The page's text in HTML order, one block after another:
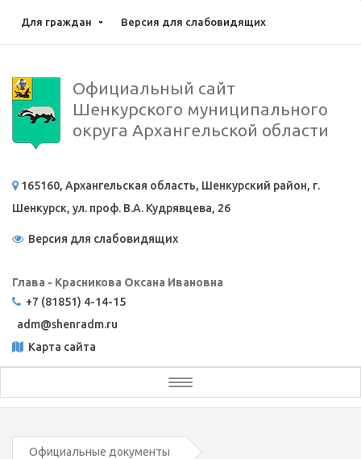
Для граждан Версия для слабовидящих
Официальный сайт
Шенкурского муниципального
округа Архангельской области
165160, Архангельская область, Шенкурский район, г.
Шенкурск, ул. проф. В.А. Кудрявцева, 26
Версия для слабовидящих
Глава - Красникова Оксана Ивановна
+7 (81851) 4-14-15
adm@shenradm.ru
Карта сайта
Toggle
navigation
Официальные документы